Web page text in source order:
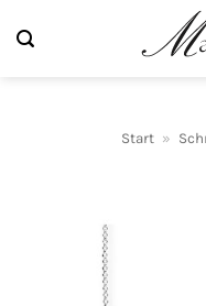
Inhalt
Start »